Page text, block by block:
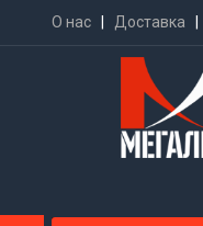
О нас Доставка